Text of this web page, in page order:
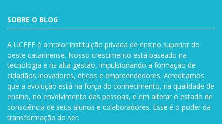
SOBRE O BLOG
A UCEFF é a maior instituição privada de ensino superior do
oeste catarinense. Nosso crescimento está baseado na
tecnologia e na alta gestão, impulsionando a formação de
cidadãos inovadores, éticos e empreendedores. Acreditamos
que a evolução está na força do conhecimento, na qualidade de
ensino, no envolvimento das pessoas, e em alterar o estado de
consciência de seus alunos e colaboradores. Esse é o poder da
transformação do ser.